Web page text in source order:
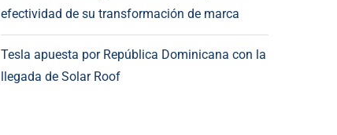
efectividad de su transformación de marca
Tesla apuesta por República Dominicana con la
llegada de Solar Roof